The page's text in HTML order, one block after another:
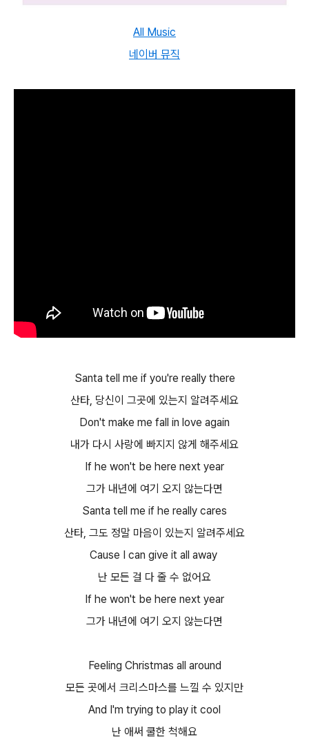
All Music
네이버 뮤직
Santa tell me if you're really there
산타, 당신이 그곳에 있는지 알려주세요​
Don't make me fall in love again
내가 다시 사랑에 빠지지 않게 해주세요​
If he won't be here next year
그가 내년에 여기 오지 않는다면​
Santa tell me if he really cares
산타, 그도 정말 마음이 있는지 알려주세요​
Cause I can give it all away
난 모든 걸 다 줄 수 없어요​
If he won't be here next year
그가 내년에 여기 오지 않는다면​
Feeling Christmas all around
모든 곳에서 크리스마스를 느낄 수 있지만​
And I'm trying to play it cool
난 애써 쿨한 척해요​